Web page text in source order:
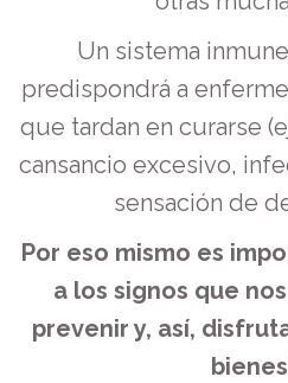
Un sistema
predispondrá a
que tardan en curarse
cansancio excesivo,
sensación de
Por eso mismo es
a los signos que
prevenir y, así,